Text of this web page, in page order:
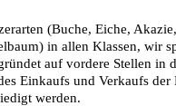
(Buche, Eiche,
in allen Klassen, wir
auf vordere Stellen in
Einkaufs und Verkaufs der
werden.